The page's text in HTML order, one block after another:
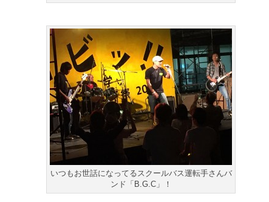
いつもお世話になってるスクールバス運転手さんバ
ンド「B.G.C」！